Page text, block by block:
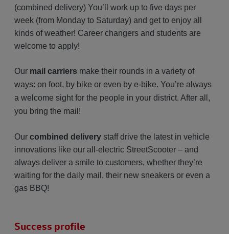
(combined delivery) You’ll work up to five days per
week (from Monday to Saturday) and get to enjoy all
kinds of weather! Career changers and students are
welcome to apply!
Our mail carriers make their rounds in a variety of
ways: on foot, by bike or even by e-bike. You’re always
a welcome sight for the people in your district. After all,
you bring the mail!
Our combined delivery staff drive the latest in vehicle
innovations like our all-electric StreetScooter – and
always deliver a smile to customers, whether they’re
waiting for the daily mail, their new sneakers or even a
gas BBQ!
Success profile